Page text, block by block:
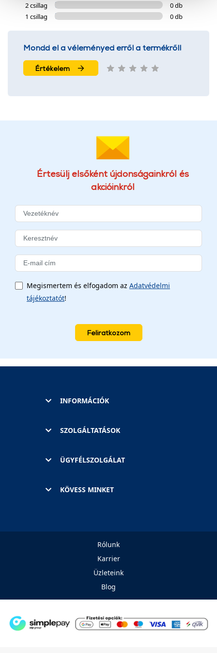
szolgáltatásaink biztosításához szükségesek. Az oldal
használatával Ön elfogadja a cookie-k használatát.
További információk:ÁSZFésAdatvédelem
2 csillag
0 db
1 csillag
0 db
Mondd el a véleményed erről a termékről!
Értékelem
Értesülj elsőként újdonságainkról és
akcióinkról
Megismertem és elfogadom az Adatvédelmi
tájékoztatót!
Feliratkozom
INFORMÁCIÓK
SZOLGÁLTATÁSOK
ÜGYFÉLSZOLGÁLAT
KÖVESS MINKET
Rólunk
Karrier
Üzleteink
Blog